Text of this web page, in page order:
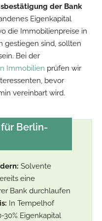
der Bank
Eigenkapital
die Immobilienpreise in
gestiegen sind, sollten
Bei der
Immobilien prüfen wir
bevor
vereinbart wird.
Berlin-
Solvente
eine
Bank durchlaufen
In Tempelhof
Eigenkapital